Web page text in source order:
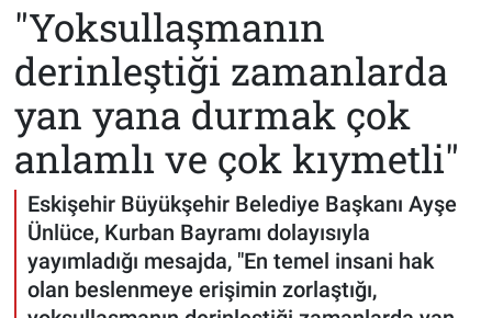
"Yoksullaşmanın
derinleştiği zamanlarda
yan yana durmak çok
anlamlı ve çok kıymetli"
Eskişehir Büyükşehir Belediye Başkanı Ayşe
Ünlüce, Kurban Bayramı dolayısıyla
yayımladığı mesajda, "En temel insani hak
olan beslenmeye erişimin zorlaştığı,
DÜNYA
SAĞLIK
MAGAZİN
KADIN
TEKNOLOJİ
YEMEK
Eskişehir Namaz Vakitleri
Eskişehir Trafik Yoğunluk Haritası
Süper Lig Puan Durumu ve Fikstür
Tüm Manşetler
Son Dakika Haberleri
Haber Arşivi